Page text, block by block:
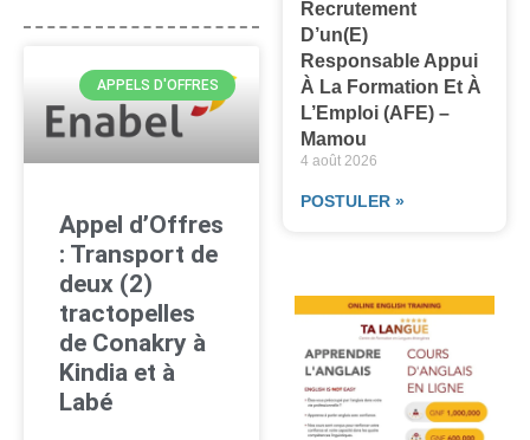
APPELS D'OFFRES
Appel d’Offres
: Transport de
deux (2)
tractopelles
de Conakry à
Kindia et à
Labé
Recrutement
D’un(e)
Responsable Appui
À La Formation Et À
L’Emploi (AFE) –
Mamou
4 août 2026
POSTULER »